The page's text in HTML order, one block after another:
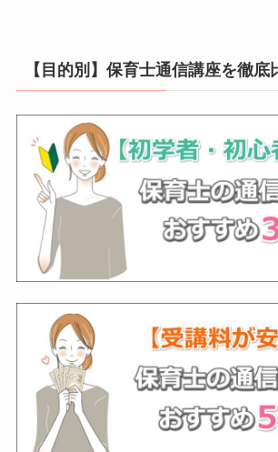
【目的別】保育士通信講座を徹底